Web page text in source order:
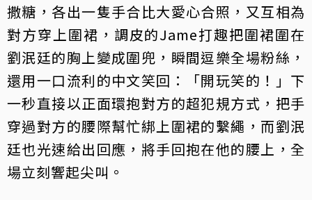
撒糖，各出一隻手合比大愛心合照，又互相為
對方穿上圍裙，調皮的Jame打趣把圍裙圍在
劉泯廷的胸上變成圍兜，瞬間逗樂全場粉絲，
還用一口流利的中文笑回：「開玩笑的！」下
一秒直接以正面環抱對方的超犯規方式，把手
穿過對方的腰際幫忙綁上圍裙的繫繩，而劉泯
廷也光速給出回應，將手回抱在他的腰上，全
場立刻響起尖叫。